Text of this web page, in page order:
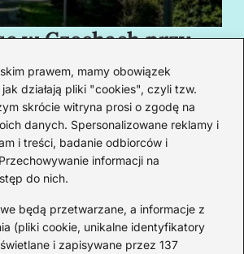
prawem, mamy obowiązek
działają pliki "cookies", czyli tzw.
skrócie witryna prosi o zgodę na
danych. Spersonalizowane reklamy i
i treści, badanie odbiorców i
informacji na
do nich.
będą przetwarzane, a informacje z
(pliki cookie, unikalne identyfikatory
i zapisywane przez 137
w Czechach przy
cię oczarują
poznawać świat z bliska – nie tylko
ale przede wszystkim ludzi,
Staszic